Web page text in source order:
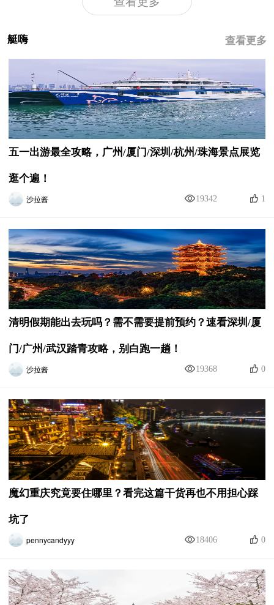
艇嗨 查看更多
五一出游最全攻略，广州/厦门/深圳/杭州/珠海景点展览
逛个遍！
沙拉酱 1
19342
清明假期能出去玩吗？需不需要提前预约？速看深圳/厦
门/广州/武汉踏青攻略，别白跑一趟！
沙拉酱 0
19368
魔幻重庆究竟要住哪里？看完这篇干货再也不用担心踩
坑了
pennycandyyy 0
18406